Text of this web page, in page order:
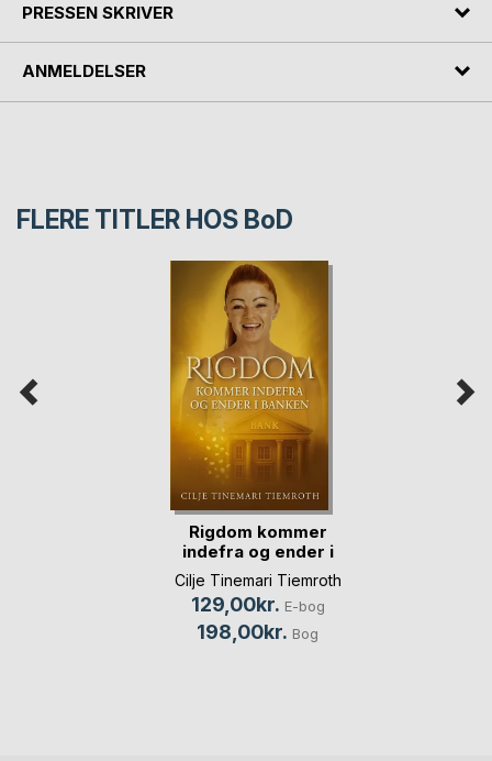
PRESSEN SKRIVER
ANMELDELSER
FLERE TITLER HOS BoD
Rigdom kommer
indefra og ender i
banken
Cilje Tinemari Tiemroth
129,00kr. E-bog
198,00kr. Bog